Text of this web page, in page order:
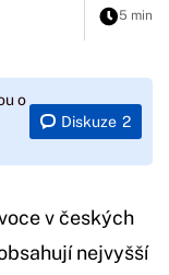
5 min
o
Diskuze 2
v českých
nejvyšší